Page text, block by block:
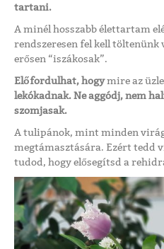
tartani.
A minél hosszabb élettartam
rendszeresen fel kell
erősen “iszákosak”.
Előfordulhat, hogymire az
lekókadnak. Ne aggódj, nem
szomjasak.
A tulipánok, mint minden
megtámasztására. Ezért tedd
tudod, hogy elősegítsd a